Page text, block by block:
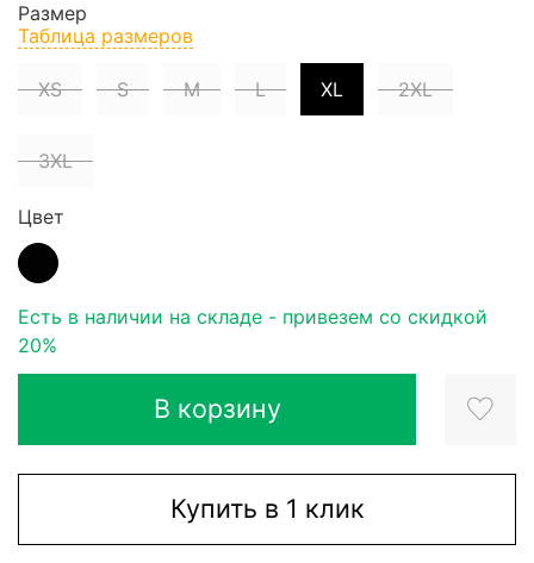
В корзину
Купить в 1 клик
Размер
Таблица размеров
XS S M L XL 2XL
3XL
Цвет
Есть в наличии на складе - привезем со скидкой
20%